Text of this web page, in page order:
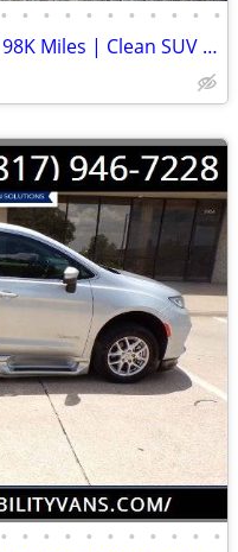
• • • • • • • • • • •
2018 Hyundai Santa Fe Sport | 98K Miles | Clean SUV | $9,988
• • • • • • • • • • •